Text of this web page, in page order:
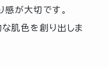
感が大切です。
肌色を創り出しま